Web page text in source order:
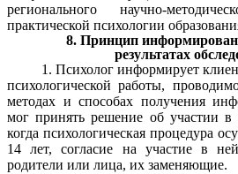
регионального научно-
практической психологии
8. Принцип
результатах
1. Психолог информирует
психологической работы,
методах и способах получения
мог принять решение об участии в
когда психологическая процедура
14 лет, согласие на участие в
родители или лица, их заменяющие.